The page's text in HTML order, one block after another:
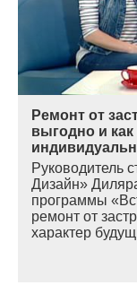
Ремонт от
выгодно и
Руководитель
Дизайн»
программы «
ремонт от
характер